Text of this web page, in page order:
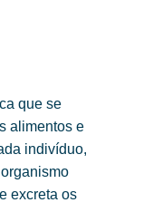
que se
alimentos e
indivíduo,
excreta os